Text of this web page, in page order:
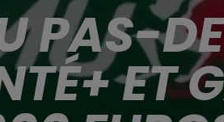
PAS-
ET